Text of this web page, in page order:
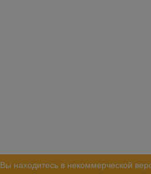
Вы находитесь в некоммерческой